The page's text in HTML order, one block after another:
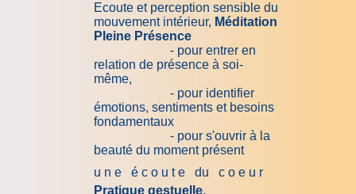
Ecoute et perception sensible du
mouvement intérieur, Méditation
Pleine Présence
- pour entrer en
relation de présence à soi-
même,
- pour identifier
émotions, sentiments et besoins
fondamentaux
- pour s'ouvrir à la
beauté du moment présent
u n e é c o u t e du c o e u r
Pratique gestuelle,